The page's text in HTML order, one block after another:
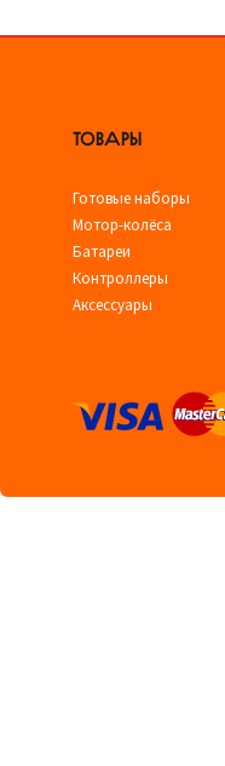
ТОВАРЫ
Готовые наборы
Мотор-колёса
Батареи
Контроллеры
Аксессуары